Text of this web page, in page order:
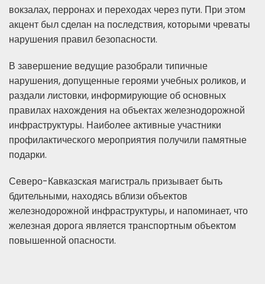
вокзалах, перронах и переходах через пути. При этом
акцент был сделан на последствия, которыми чреваты
нарушения правил безопасности.
В завершение ведущие разобрали типичные
нарушения, допущенные героями учебных роликов, и
раздали листовки, информирующие об основных
правилах нахождения на объектах железнодорожной
инфраструктуры. Наиболее активные участники
профилактического мероприятия получили памятные
подарки.
Северо-Кавказская магистраль призывает быть
бдительными, находясь вблизи объектов
железнодорожной инфраструктуры, и напоминает, что
железная дорога является транспортным объектом
повышенной опасности.